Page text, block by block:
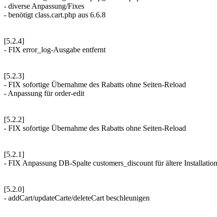
- diverse Anpassung/Fixes
- benötigt class.cart.php aus 6.6.8
[5.2.4]
- FIX error_log-Ausgabe entfernt
[5.2.3]
- FIX sofortige Übernahme des Rabatts ohne Seiten-Reload
- Anpassung für order-edit
[5.2.2]
- FIX sofortige Übernahme des Rabatts ohne Seiten-Reload
[5.2.1]
- FIX Anpassung DB-Spalte customers_discount für ältere
[5.2.0]
- addCart/updateCarte/deleteCart beschleunigen